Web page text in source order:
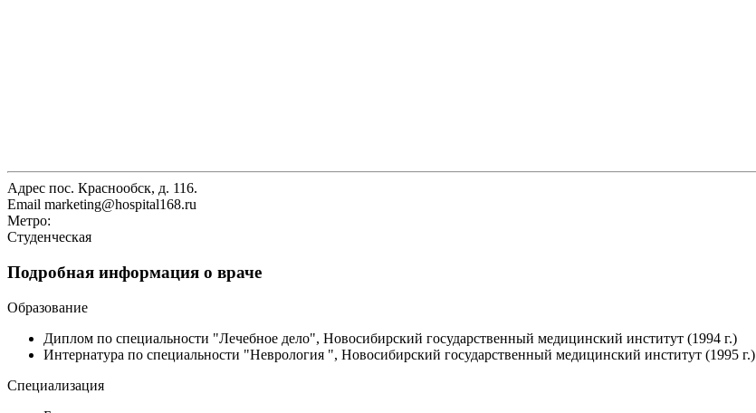
Адрес пос. Краснообск, д. 116.
Email marketing@hospital168.ru
Метро:
Студенческая
Подробная информация о враче
Образование
Диплом по специальности "Лечебное дело", Новосибирский государственный медицинский институт (1994 г.)
Интернатура по специальности "Неврология ", Новосибирский государственный медицинский институт (1995 г.)
Специализация